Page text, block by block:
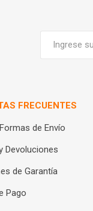
FRECUENTES
de Envío
Devoluciones
de Garantía
Pago